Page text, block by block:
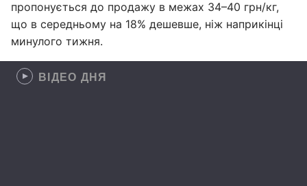
пропонується до продажу в межах 34–40 грн/кг,
що в середньому на 18% дешевше, ніж наприкінці
минулого тижня.
ВІДЕО ДНЯ